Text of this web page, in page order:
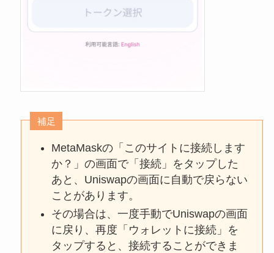
補足
MetaMaskの「このサイトに接続します
か？」の画面で「接続」をタップした
あと、Uniswapの画面に自動で戻らない
ことがあります。
その場合は、一度手動でUniswapの画面
に戻り、再度「ウォレットに接続」を
タップすると、接続することができま